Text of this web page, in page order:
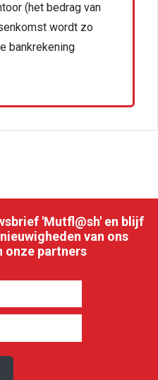
(het bedrag van
wordt zo
bankrekening
'Mutfl@sh' en blijf
van ons
onze partners